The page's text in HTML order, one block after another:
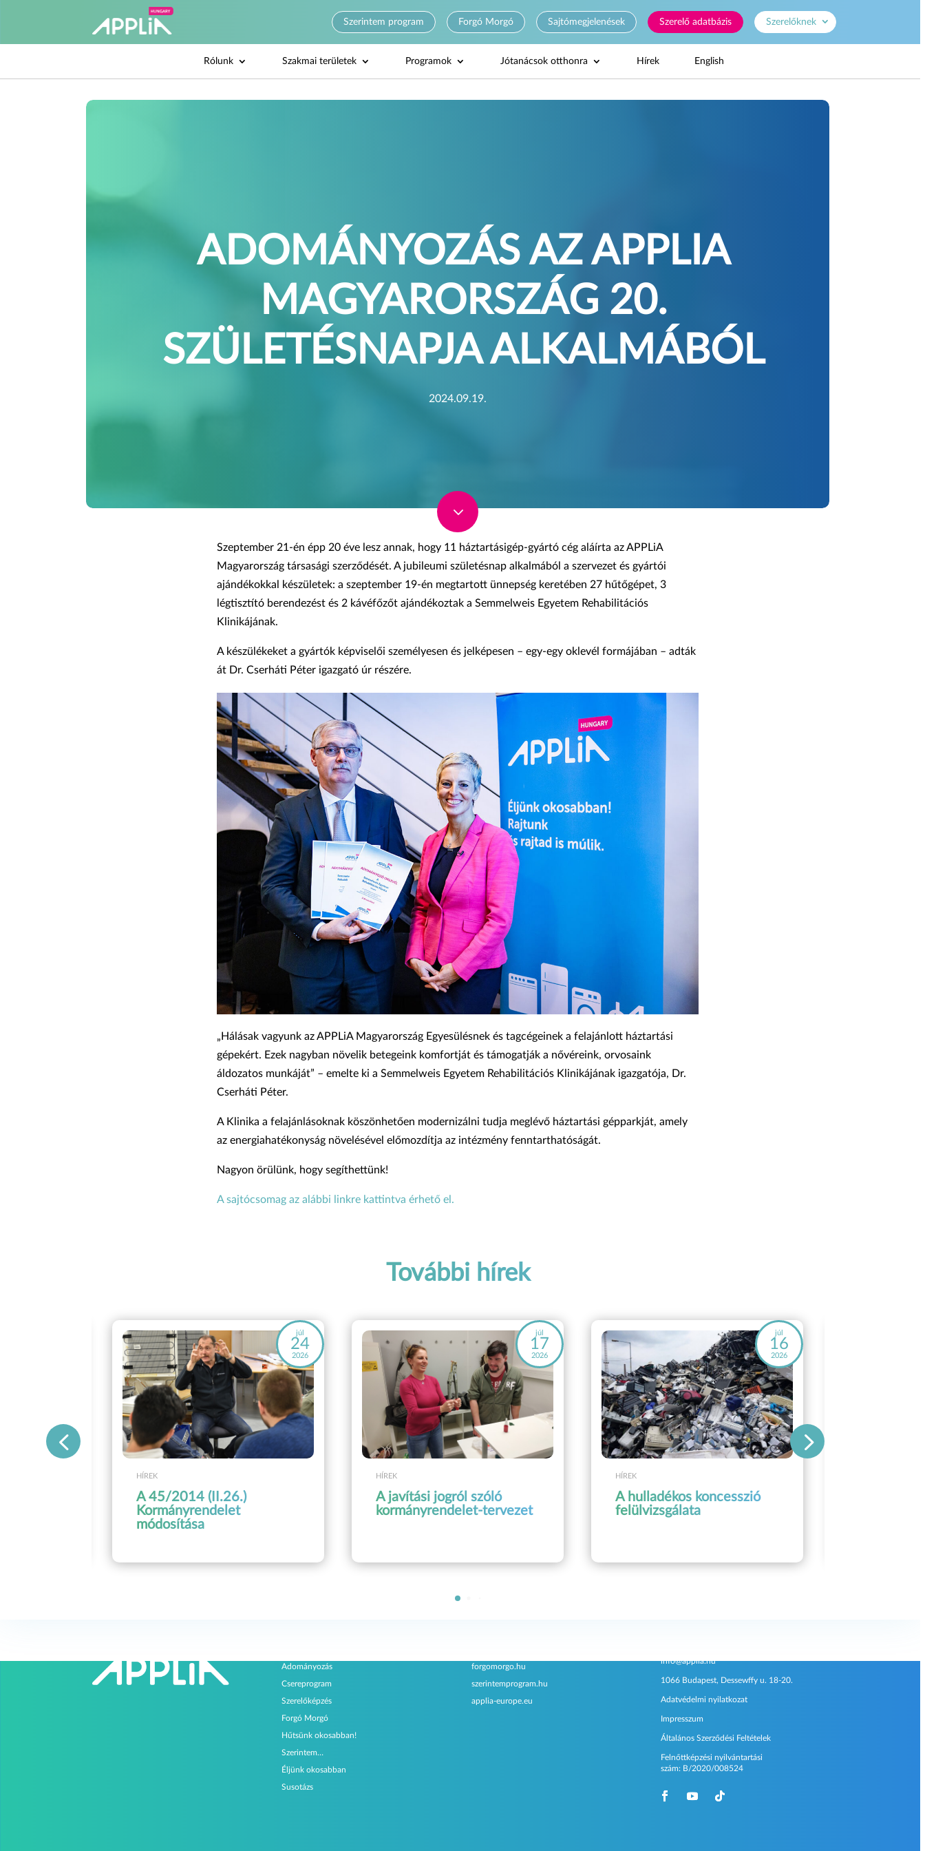
Szerintem program Forgó Morgó Sajtómegjelenések Szerelő adatbázis Szerelőknek
Rólunk Szakmai területek Programok Jótanácsok otthonra Hírek English
ADOMÁNYOZÁS AZ APPLIA
MAGYARORSZÁG 20.
SZÜLETÉSNAPJA ALKALMÁBÓL
2024.09.19.
3
Szeptember 21-én épp 20 éve lesz annak, hogy 11 háztartásigép-gyártó cég aláírta az APPLiA
Magyarország társasági szerződését. A jubileumi születésnap alkalmából a szervezet és gyártói
ajándékokkal készületek: a szeptember 19-én megtartott ünnepség keretében 27 hűtőgépet, 3
légtisztító berendezést és 2 kávéfőzőt ajándékoztak a Semmelweis Egyetem Rehabilitációs
Klinikájának.
A készülékeket a gyártók képviselői személyesen és jelképesen – egy-egy oklevél formájában – adták
át Dr. Cserháti Péter igazgató úr részére.
„Hálásak vagyunk az APPLiA Magyarország Egyesülésnek és tagcégeinek a felajánlott háztartási
gépekért. Ezek nagyban növelik betegeink komfortját és támogatják a nővéreink, orvosaink
áldozatos munkáját” – emelte ki a Semmelweis Egyetem Rehabilitációs Klinikájának igazgatója, Dr.
Cserháti Péter.
A Klinika a felajánlásoknak köszönhetően modernizálni tudja meglévő háztartási gépparkját, amely
az energiahatékonyság növelésével előmozdítja az intézmény fenntarthatóságát.
Nagyon örülünk, hogy segíthettünk!
A sajtócsomag az alábbi linkre kattintva érhető el.
További hírek
júl
24
2026
HÍREK
A 45/2014 (II.26.)
Kormányrendelet
módosítása
júl
17
2026
HÍREK
A javítási jogról szóló
kormányrendelet-tervezet
júl
16
2026
HÍREK
A hulladékos koncesszió
felülvizsgálata
Adományozás
Csereprogram
Szerelőképzés
Forgó Morgó
Hűtsünk okosabban!
Szerintem…
Éljünk okosabban
Susotázs
forgomorgo.hu
szerintemprogram.hu
applia-europe.eu
info@applia.hu
1066 Budapest, Dessewffy u. 18-20.
Adatvédelmi nyilatkozat
Impresszum
Általános Szerződési Feltételek
Felnőttképzési nyilvántartási
szám: B/2020/008524